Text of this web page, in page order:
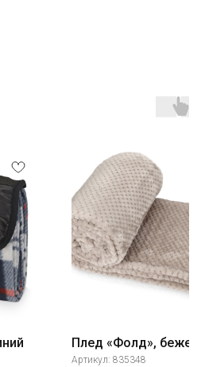
Плед «Фолд»,
Артикул: 835348